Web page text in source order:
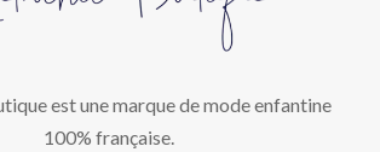
est une marque de mode enfantine
100% française.